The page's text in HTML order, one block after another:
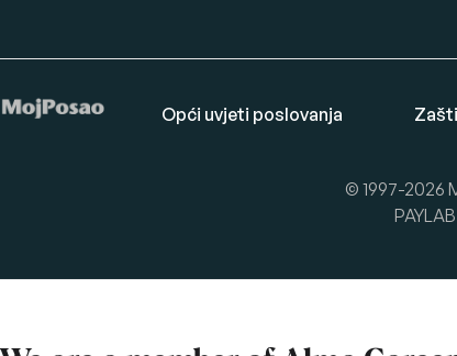
Opći uvjeti poslovanja
© 1997-2026